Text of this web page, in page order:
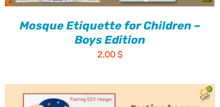
Mosque Etiquette for Children –
Boys Edition
2,00$